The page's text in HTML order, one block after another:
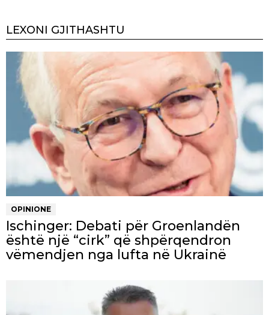
LEXONI GJITHASHTU
OPINIONE
Ischinger: Debati për Groenlandën
është një “cirk” që shpërqendron
vëmendjen nga lufta në Ukrainë